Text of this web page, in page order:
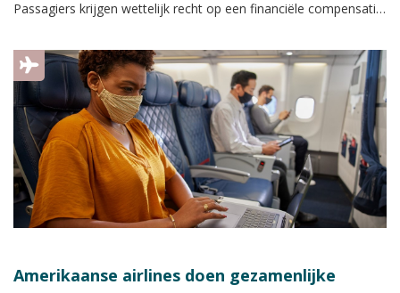
Passagiers krijgen wettelijk recht op een financiële compensatie,
luchtvaartmaatschappij aantoonbaar verantwoordelijk is.
Amerikaanse airlines doen gezamenlijke